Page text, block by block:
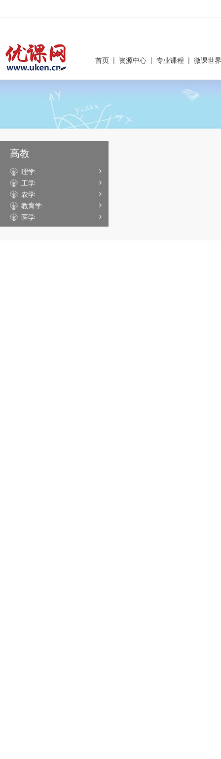
首页 | 资源中心 | 专业课程 | 微课世界
高教
理学
工学
农学
教育学
医学
艺术学